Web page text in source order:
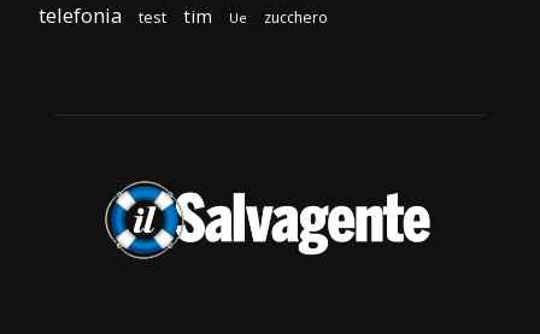
telefonia test tim Ue zucchero